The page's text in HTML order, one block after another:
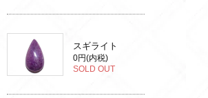
スギライト
0円(内税)
SOLD OUT